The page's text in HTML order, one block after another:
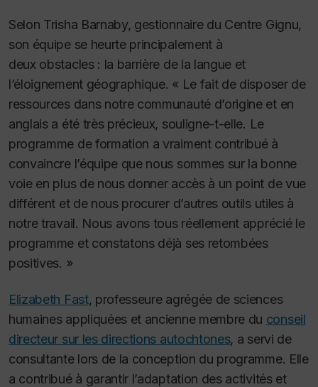
Selon Trisha Barnaby, gestionnaire du Centre Gignu,
son équipe se heurte principalement à
deux obstacles : la barrière de la langue et
l’éloignement géographique. « Le fait de disposer de
ressources dans notre communauté d’origine et en
anglais a été très précieux, souligne-t-elle. Le
programme de formation a vraiment contribué à
convaincre l’équipe que nous sommes sur la bonne
voie en plus de nous donner accès à un point de vue
différent et de nous procurer d’autres outils utiles à
notre travail. Nous avons tous réellement apprécié le
programme et constatons déjà ses retombées
positives. »
Elizabeth Fast, professeure agrégée de sciences
humaines appliquées et ancienne membre du conseil
directeur sur les directions autochtones, a servi de
consultante lors de la conception du programme. Elle
a contribué à garantir l’adaptation des activités et